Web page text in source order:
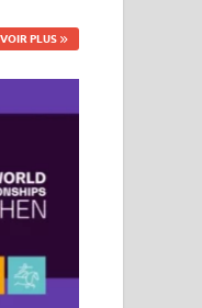
VOIR PLUS